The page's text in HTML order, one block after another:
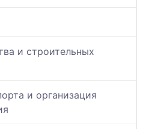
и строительных
и организация